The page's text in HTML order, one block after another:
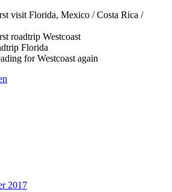
visit Florida, Mexico / Costa Rica /
roadtrip Westcoast
Florida
for Westcoast again
2017